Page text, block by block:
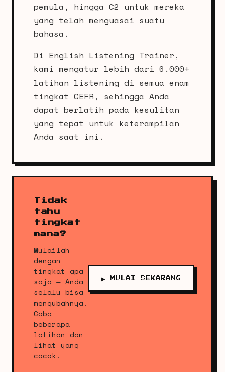
pemula, hingga C2 untuk mereka
yang telah menguasai suatu
bahasa.
Di English Listening Trainer,
kami mengatur lebih dari 6.000+
latihan listening di semua enam
tingkat CEFR, sehingga Anda
dapat berlatih pada kesulitan
yang tepat untuk keterampilan
Anda saat ini.
Tidak
tahu
tingkat
mana?
Mulailah
dengan
tingkat apa
saja — Anda
selalu bisa
mengubahnya.
Coba
beberapa
latihan dan
lihat yang
cocok.
▶ MULAI SEKARANG